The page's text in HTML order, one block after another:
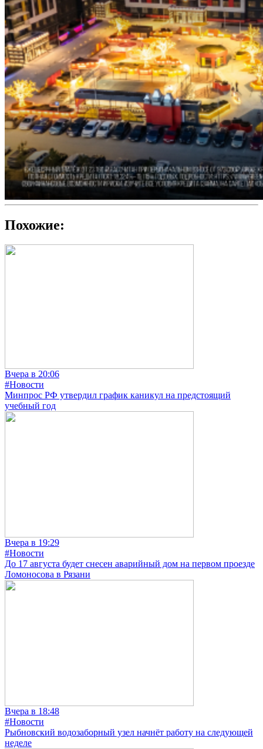
Похожие:
Вчера в 20:06
#Новости
Минпрос РФ утвердил график каникул на предстоящий
учебный год
Вчера в 19:29
#Новости
До 17 августа будет снесен аварийный дом на первом проезде
Ломоносова в Рязани
Вчера в 18:48
#Новости
Рыбновский водозаборный узел начнёт работу на следующей
неделе